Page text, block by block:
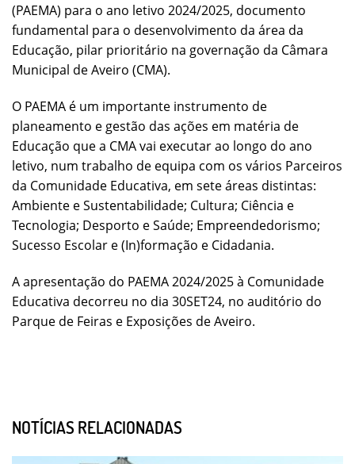
(PAEMA) para o ano letivo 2024/2025, documento
fundamental para o desenvolvimento da área da
Educação, pilar prioritário na governação da Câmara
Municipal de Aveiro (CMA).
O PAEMA é um importante instrumento de
planeamento e gestão das ações em matéria de
Educação que a CMA vai executar ao longo do ano
letivo, num trabalho de equipa com os vários Parceiros
da Comunidade Educativa, em sete áreas distintas:
Ambiente e Sustentabilidade; Cultura; Ciência e
Tecnologia; Desporto e Saúde; Empreendedorismo;
Sucesso Escolar e (In)formação e Cidadania.
A apresentação do PAEMA 2024/2025 à Comunidade
Educativa decorreu no dia 30SET24, no auditório do
Parque de Feiras e Exposições de Aveiro.
NOTÍCIAS RELACIONADAS